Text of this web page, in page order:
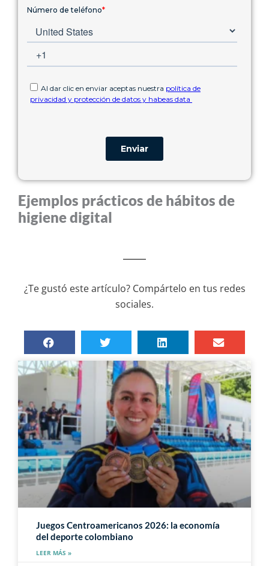
Ejemplos prácticos de hábitos de
higiene digital
¿Te gustó este artículo? Compártelo en tus redes
sociales.
Juegos Centroamericanos 2026: la economía
del deporte colombiano
LEER MÁS »